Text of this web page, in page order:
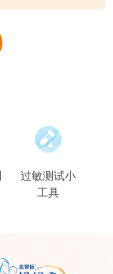
过敏测试小
工具